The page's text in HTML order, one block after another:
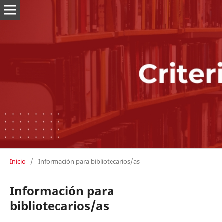
Inicio / Información para bibliotecarios/as
Información para
bibliotecarios/as